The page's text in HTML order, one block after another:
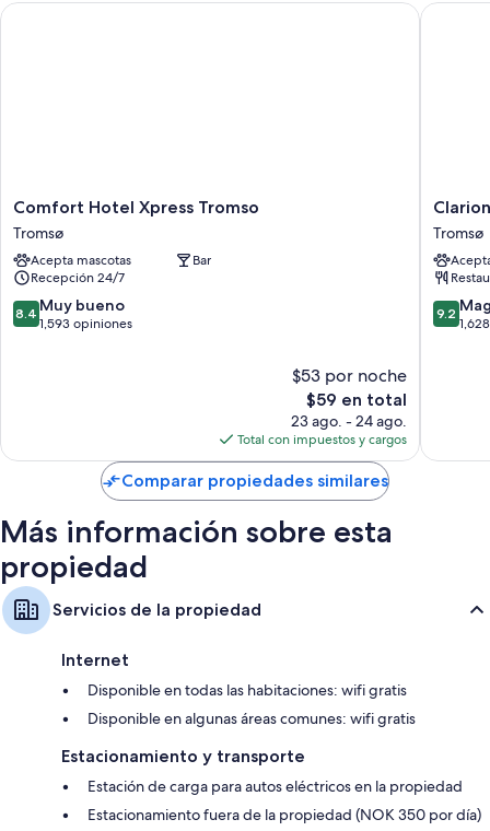
Comfort
Hotel
Xpress
Tromso
Tromsø
Comfort Hotel Xpress Tromso
Tromsø
Acepta mascotas
Bar
Recepción 24/7
8.4
de
8.4 Muy bueno
1,593 opiniones
$53 por noche
El
precio
actual
es
de
$59
$59 en total
23 ago. - 24 ago.
Total con impuestos y cargos
Comfort Hotel Xpress Tromso
Clarion
Hotel
The
Edge
Tromsø
Tromsø
9.2
de
9.2
Clarion
Comparar propiedades similares
Más información sobre esta
propiedad
Servicios de la propiedad
Internet
Disponible en todas las habitaciones: wifi gratis
Disponible en algunas áreas comunes: wifi gratis
Estacionamiento y transporte
Estación de carga para autos eléctricos en la propiedad
Estacionamiento fuera de la propiedad (NOK 350 por día)